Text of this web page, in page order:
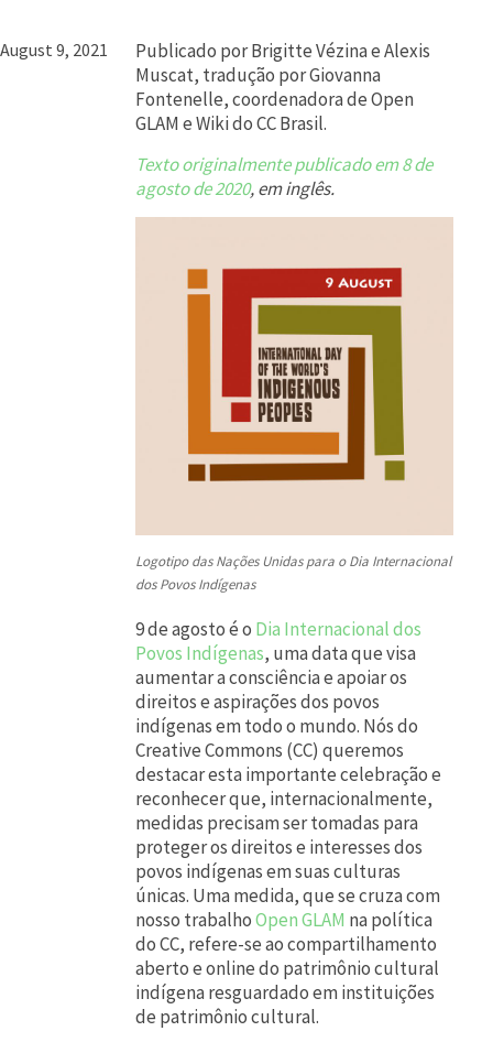
August 9, 2021
Publicado por Brigitte Vézina e Alexis
Muscat, tradução por Giovanna
Fontenelle, coordenadora de Open
GLAM e Wiki do CC Brasil.
Texto originalmente publicado em 8 de
agosto de 2020, em inglês.
Logotipo das Nações Unidas para o Dia Internacional
dos Povos Indígenas
9 de agosto é o Dia Internacional dos
Povos Indígenas, uma data que visa
aumentar a consciência e apoiar os
direitos e aspirações dos povos
indígenas em todo o mundo. Nós do
Creative Commons (CC) queremos
destacar esta importante celebração e
reconhecer que, internacionalmente,
medidas precisam ser tomadas para
proteger os direitos e interesses dos
povos indígenas em suas culturas
únicas. Uma medida, que se cruza com
nosso trabalhoOpen GLAM na política
do CC, refere-se ao compartilhamento
aberto e online do patrimônio cultural
indígena resguardado em instituições
de patrimônio cultural.